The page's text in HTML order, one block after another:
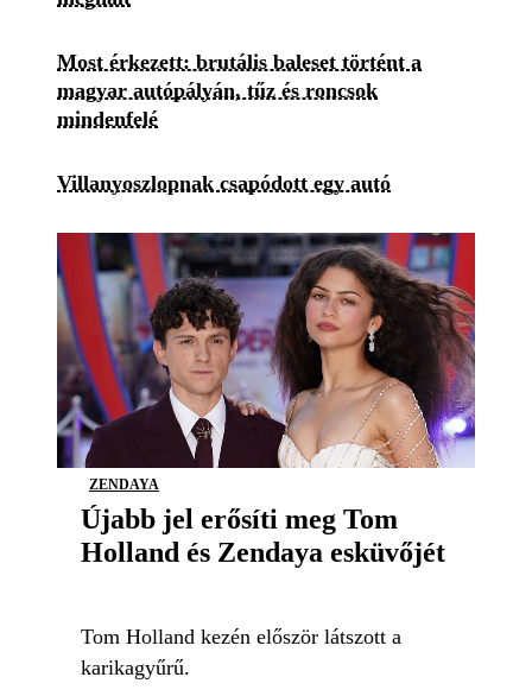
Most érkezett: brutális baleset történt a
magyar autópályán, tűz és roncsok
mindenfelé
Villanyoszlopnak csapódott egy autó
ZENDAYA
Újabb jel erősíti meg Tom
Holland és Zendaya esküvőjét
Tom Holland kezén először látszott a
karikagyűrű.